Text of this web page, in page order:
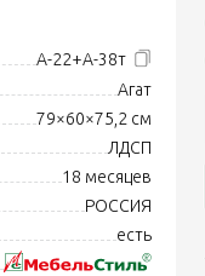
А-22+А-38т
Агат
79×60×75,2 см
ЛДСП
18 месяцев
РОССИЯ
есть